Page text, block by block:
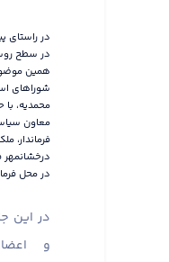
در راستای
در سطح
همین
شوراهای
محمدیه،
معاون
فرماندار،
درخشانمهر
در محل
در این
و